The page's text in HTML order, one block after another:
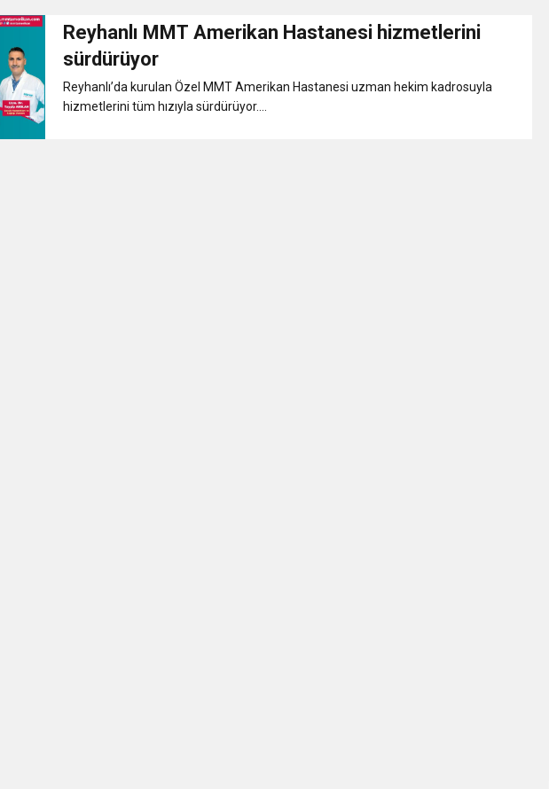
Belediye Başkanı İbrahim Gül, Cumhuriyet, Türk Milletinin Özgürlük ve Onur Nişanesidir
HBB BAŞKANI ÖNTÜRK’ÜN CUMHURİYET BAYRAMI MESAJI
Reyhanlı MMT Amerikan Hastanesi hizmetlerini
sürdürüyor
Reyhanlı’da kurulan Özel MMT Amerikan Hastanesi uzman hekim kadrosuyla
hizmetlerini tüm hızıyla sürdürüyor....